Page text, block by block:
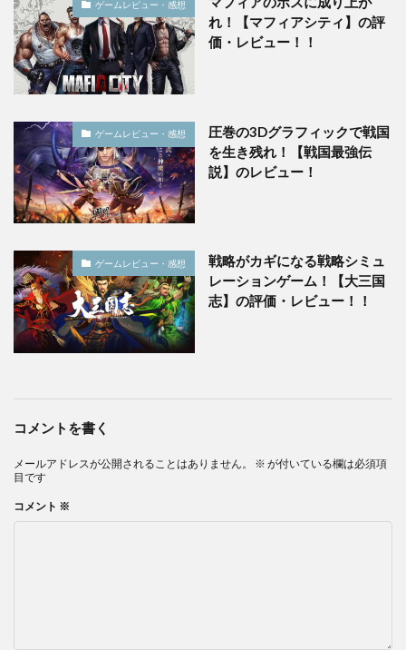
ゲームレビュー・感想
れ！【マフィアシティ】の評
価・レビュー！！
ゲームレビュー・感想
圧巻の3Dグラフィックで戦国
を生き残れ！【戦国最強伝
説】のレビュー！
ゲームレビュー・感想
戦略がカギになる戦略シミュ
レーションゲーム！【大三国
志】の評価・レビュー！！
コメントを書く
メールアドレスが公開されることはありません。 ※ が付いている欄は必須項
目です
コメント ※